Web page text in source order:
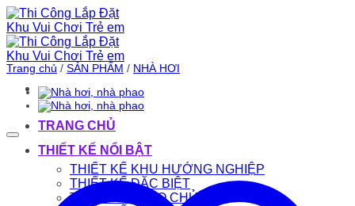
Bỏ
qua
nội
dung
TRANG CHỦ
THIẾT KẾ NỔI BẬT
THIẾT KẾ KHU HƯỚNG NGHIỆP
THIẾT KẾ ĐẶC BIỆT
THIẾT KẾ THEO CHỦ ĐỀ
Trang chủ / SẢN PHẨM / NHÀ HƠI